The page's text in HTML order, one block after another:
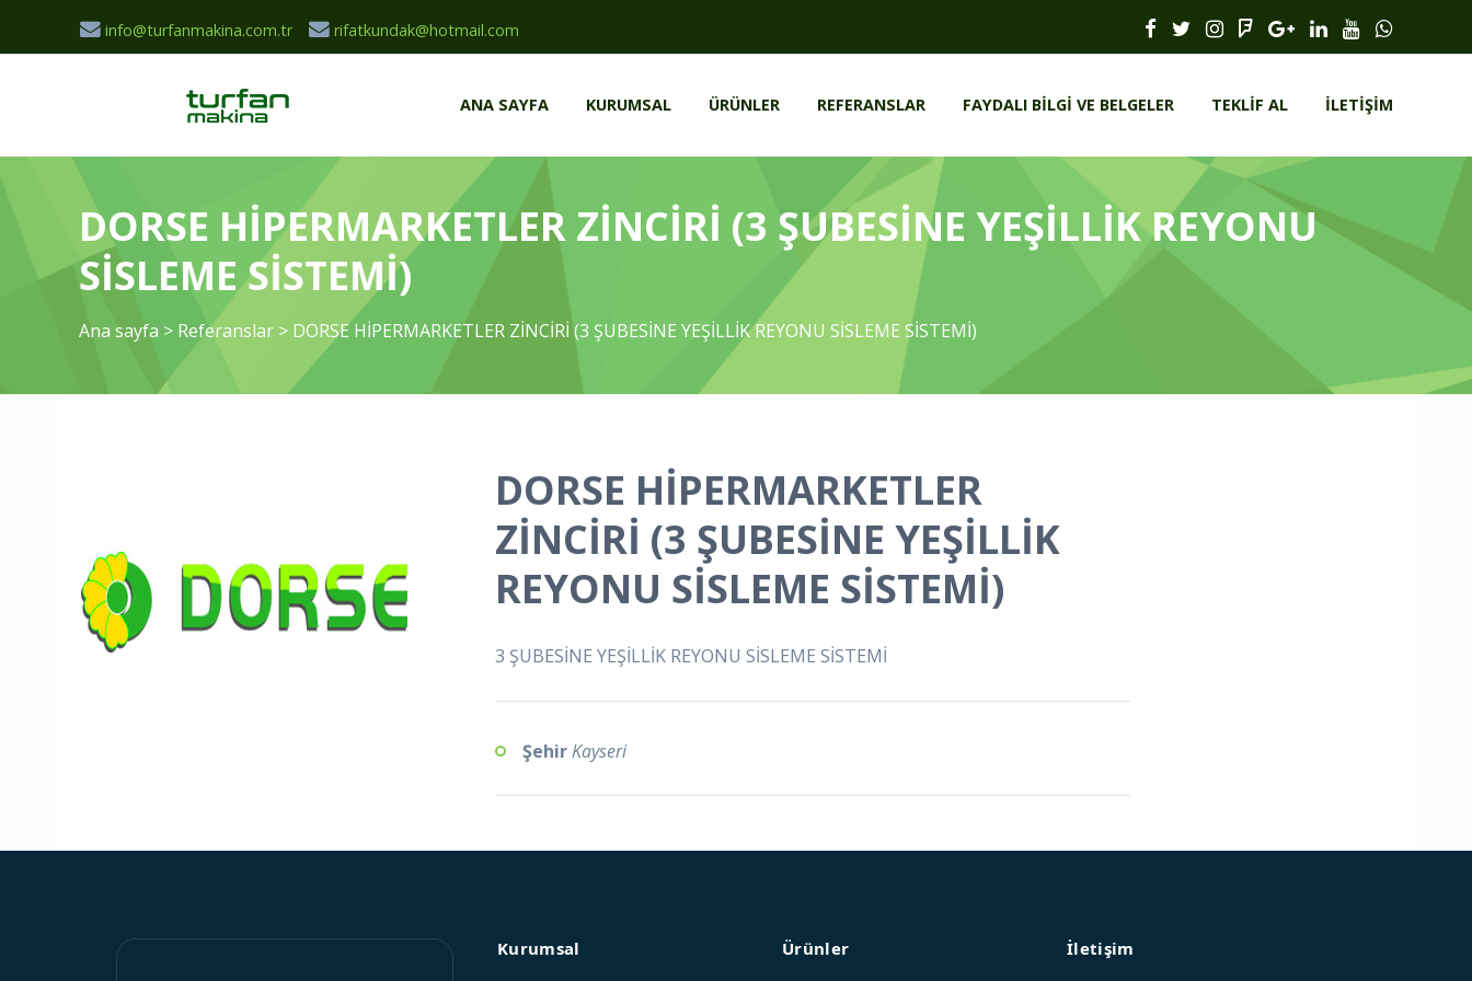
info@turfanmakina.com.tr rifatkundak@hotmail.com
ANA SAYFA KURUMSAL ÜRÜNLER REFERANSLAR FAYDALI BILGI VE BELGELER TEKLIF AL İLETIŞIM
DORSE HİPERMARKETLER ZİNCİRİ (3 ŞUBESİNE YEŞİLLİK REYONU
SİSLEME SİSTEMİ)
Ana sayfa > Referanslar > DORSE HİPERMARKETLER ZİNCİRİ (3 ŞUBESİNE YEŞİLLİK REYONU SİSLEME SİSTEMİ)
DORSE HİPERMARKETLER
ZİNCİRİ (3 ŞUBESİNE YEŞİLLİK
REYONU SİSLEME SİSTEMİ)
3 ŞUBESİNE YEŞİLLİK REYONU SİSLEME SİSTEMİ
ŞehirKayseri
Kurumsal Ürünler İletişim